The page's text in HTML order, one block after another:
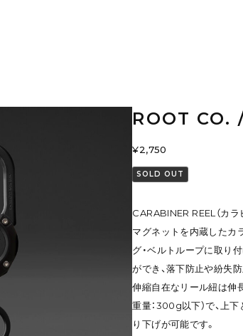
ROOT CO.
¥2,750
SOLD OUT
CARABINER REEL（カラ
マグネットを内蔵したカ
グ・ベルトループに取り
ができ、落下防止や紛失
伸縮自在なリール紐は伸
重量：300g以下）で、上
り下げが可能です。